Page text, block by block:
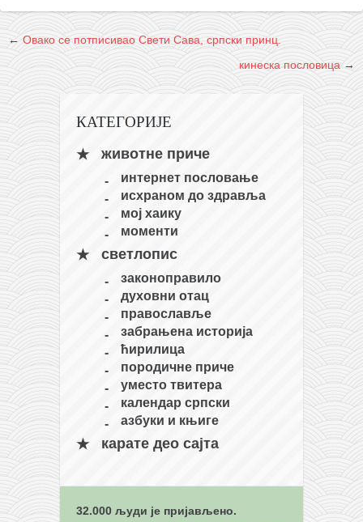
пасаи
темашивари
кобудо
тонфа
тимбеи рочин
снимци наступа
галерија клуба
чланарина
контакт
бесплатна е-књига
термини тренинга
моја прича
моја прича
← Овако се потписивао Свети Сава, српски принц.
кинеска пословица→
КАТЕГОРИЈЕ
животне приче
интернет пословање
исхраном до здравља
мој хаику
моменти
светлопис
законоправило
духовни отац
православље
забрањена историја
ћирилица
породичне приче
уместо твитера
календар српски
азбуки и књиге
карате део сајта
32.000 људи је пријављено.